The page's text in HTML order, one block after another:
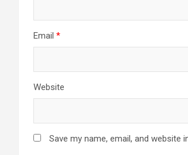
Email *
Website
Save my name, email, and